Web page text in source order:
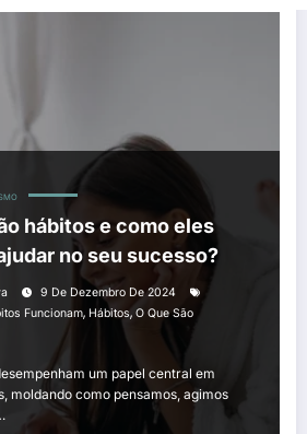
hábitos e como eles
no seu sucesso?
9 De Dezembro De 2024
Funcionam, Hábitos, O Que São
um papel central em
moldando como pensamos, agimos